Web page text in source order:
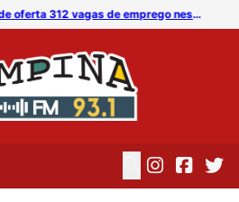
Sine Campina Grande oferta 312 vagas de emprego nesta segunda (12)